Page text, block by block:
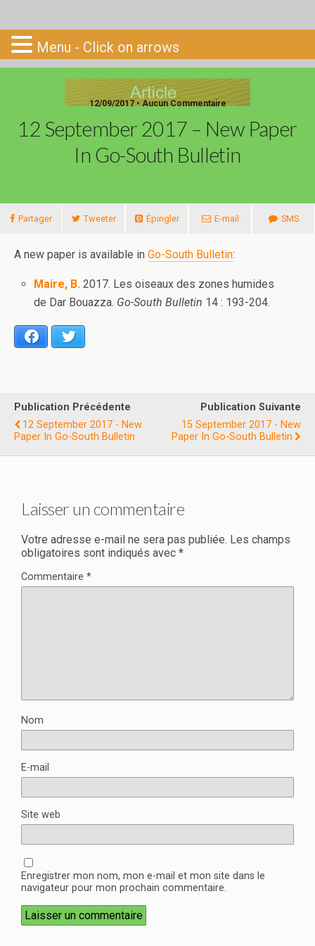
Go-South
12/09/2017 • Aucun Commentaire
12 September 2017 – New Paper
In Go-South Bulletin
Partager Tweeter Épingler E-mail SMS
A new paper is available in Go-South Bulletin:
Maire, B.2017. Les oiseaux des zones humides
de Dar Bouazza. Go-South Bulletin 14 : 193-204.
Facebook
Publication Précédente
12 September 2017 - New
Paper In Go-South Bulletin
Publication Suivante
15 September 2017 - New
Paper In Go-South Bulletin
Laisser un commentaire
Votre adresse e-mail ne sera pas publiée. Les champs
obligatoires sont indiqués avec *
Commentaire *
Nom
E-mail
Site web
Enregistrer mon nom, mon e-mail et mon site dans le
navigateur pour mon prochain commentaire.
Menu - Click on arrows